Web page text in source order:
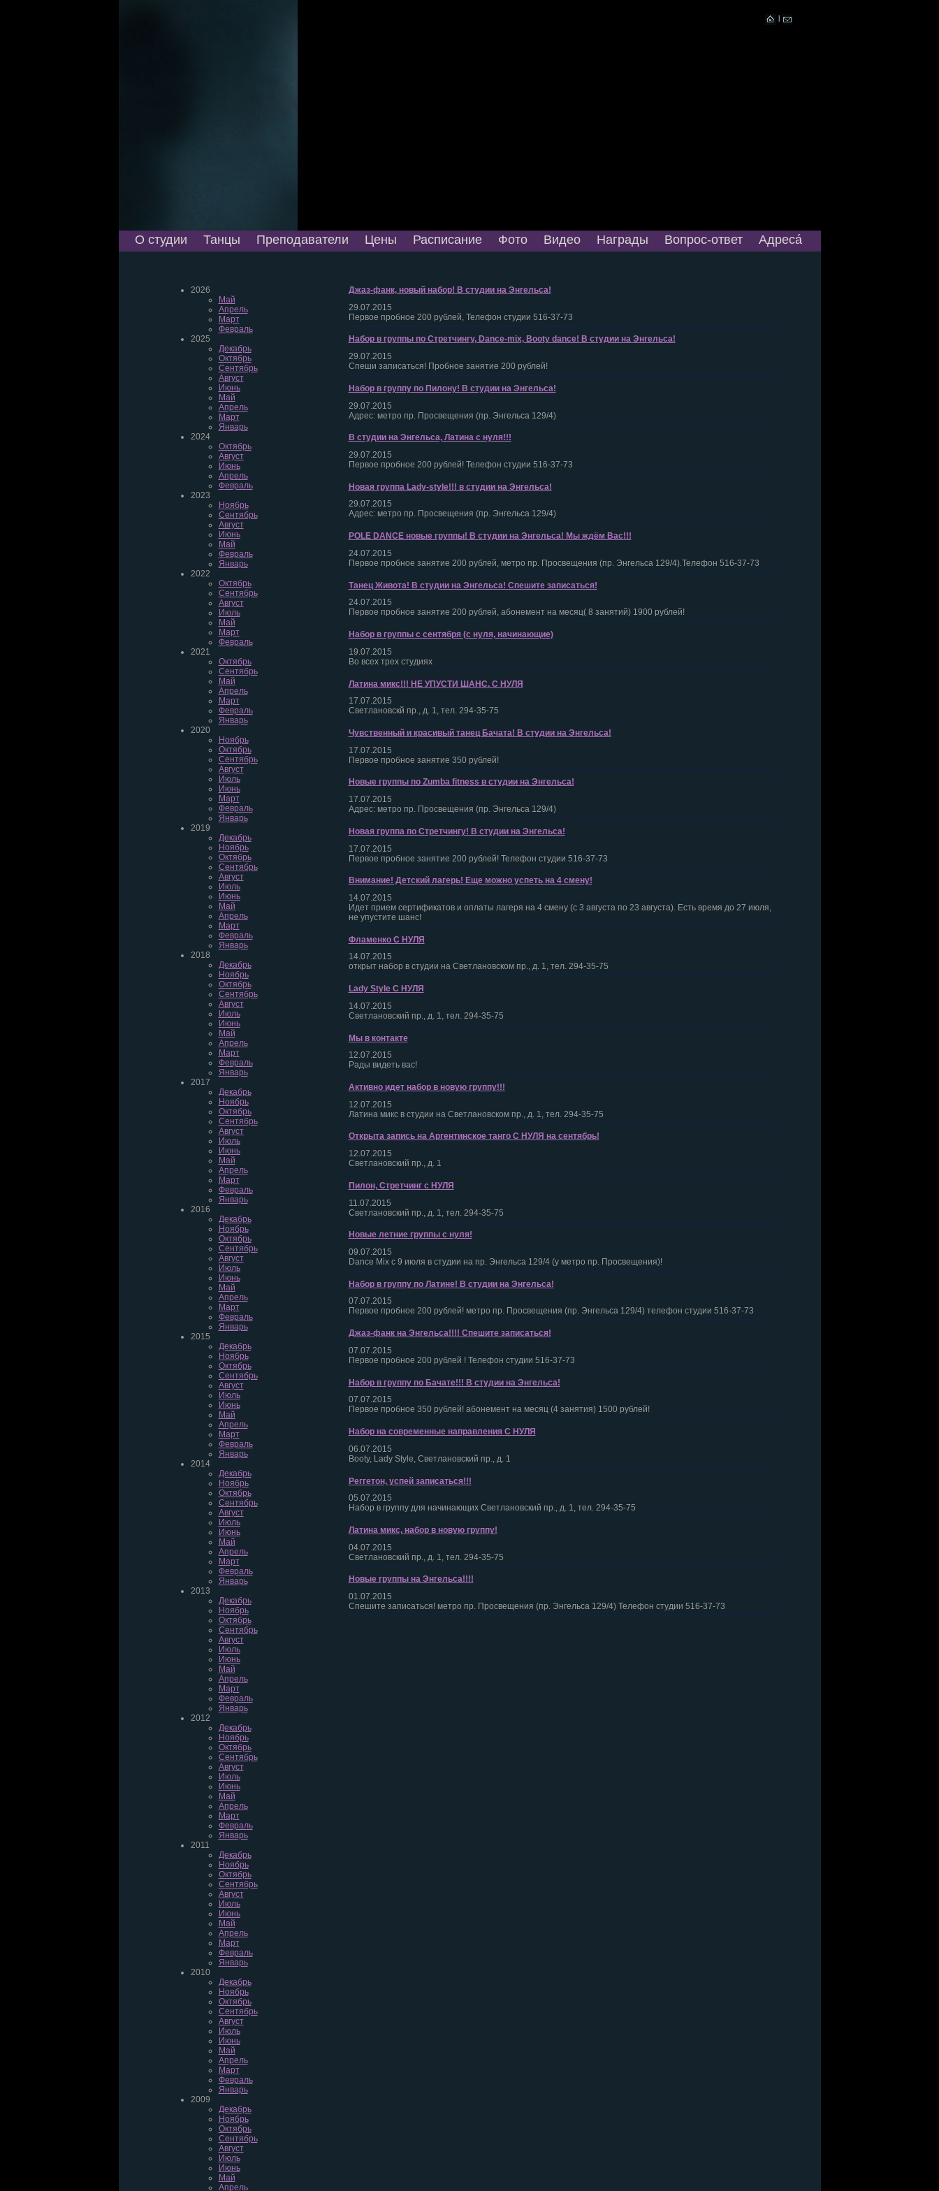
О студии Танцы Преподаватели Цены Расписание Фото Видео Награды Вопрос-ответ Адресá
2026
Май
Апрель
Март
Февраль
2025
Декабрь
Октябрь
Сентябрь
Август
Июнь
Май
Апрель
Март
Январь
2024
Октябрь
Август
Июнь
Апрель
Февраль
2023
Ноябрь
Сентябрь
Август
Июнь
Май
Февраль
Январь
2022
Октябрь
Сентябрь
Август
Июль
Май
Март
Февраль
2021
Октябрь
Сентябрь
Май
Апрель
Март
Февраль
Январь
2020
Ноябрь
Октябрь
Сентябрь
Август
Июль
Июнь
Март
Февраль
Январь
2019
Декабрь
Ноябрь
Октябрь
Сентябрь
Август
Июль
Июнь
Май
Апрель
Март
Февраль
Январь
2018
Декабрь
Ноябрь
Октябрь
Сентябрь
Август
Июль
Июнь
Май
Апрель
Март
Февраль
Январь
2017
Декабрь
Ноябрь
Октябрь
Сентябрь
Август
Июль
Июнь
Май
Апрель
Март
Февраль
Январь
2016
Декабрь
Ноябрь
Октябрь
Сентябрь
Август
Июль
Июнь
Май
Апрель
Март
Февраль
Январь
2015
Декабрь
Ноябрь
Октябрь
Сентябрь
Август
Июль
Июнь
Май
Апрель
Март
Февраль
Январь
2014
Декабрь
Ноябрь
Октябрь
Сентябрь
Август
Июль
Июнь
Май
Апрель
Март
Февраль
Январь
2013
Декабрь
Ноябрь
Октябрь
Сентябрь
Август
Июль
Июнь
Май
Апрель
Март
Февраль
Январь
2012
Декабрь
Ноябрь
Октябрь
Сентябрь
Август
Июль
Июнь
Май
Апрель
Март
Февраль
Январь
2011
Декабрь
Ноябрь
Октябрь
Сентябрь
Август
Июль
Июнь
Май
Апрель
Март
Февраль
Январь
2010
Декабрь
Ноябрь
Октябрь
Сентябрь
Август
Июль
Июнь
Май
Апрель
Март
Февраль
Январь
2009
Декабрь
Ноябрь
Октябрь
Сентябрь
Август
Июль
Июнь
Май
Апрель
Джаз-фанк, новый набор! В студии на Энгельса!
29.07.2015
Первое пробное 200 рублей, Телефон студии 516-37-73
Набор в группы по Стретчингу, Dance-mix, Booty dance! В студии на Энгельса!
29.07.2015
Спеши записаться! Пробное занятие 200 рублей!
Набор в группу по Пилону! В студии на Энгельса!
29.07.2015
Адрес: метро пр. Просвещения (пр. Энгельса 129/4)
В студии на Энгельса, Латина с нуля!!!
29.07.2015
Первое пробное 200 рублей! Телефон студии 516-37-73
Новая группа Lady-style!!! в студии на Энгельса!
29.07.2015
Адрес: метро пр. Просвещения (пр. Энгельса 129/4)
POLE DANCE новые группы! В студии на Энгельса! Мы ждём Вас!!!
24.07.2015
Первое пробное занятие 200 рублей, метро пр. Просвещения (пр. Энгельса 129/4).Телефон 516-37-73
Танец Живота! В студии на Энгельса! Спешите записаться!
24.07.2015
Первое пробное занятие 200 рублей, абонемент на месяц( 8 занятий) 1900 рублей!
Набор в группы с сентября (с нуля, начинающие)
19.07.2015
Во всех трех студиях
Латина микс!!! НЕ УПУСТИ ШАНС. С НУЛЯ
17.07.2015
Светлановскй пр., д. 1, тел. 294-35-75
Чувственный и красивый танец Бачата! В студии на Энгельса!
17.07.2015
Первое пробное занятие 350 рублей!
Новые группы по Zumba fitness в студии на Энгельса!
17.07.2015
Адрес: метро пр. Просвещения (пр. Энгельса 129/4)
Новая группа по Стретчингу! В студии на Энгельса!
17.07.2015
Первое пробное занятие 200 рублей! Телефон студии 516-37-73
Внимание! Детский лагерь! Еще можно успеть на 4 смену!
14.07.2015
Идет прием сертификатов и оплаты лагеря на 4 смену (с 3 августа по 23 августа). Есть время до 27 июля,
не упустите шанс!
Фламенко С НУЛЯ
14.07.2015
открыт набор в студии на Светлановском пр., д. 1, тел. 294-35-75
Lady Style С НУЛЯ
14.07.2015
Светлановский пр., д. 1, тел. 294-35-75
Мы в контакте
12.07.2015
Рады видеть вас!
Активно идет набор в новую группу!!!
12.07.2015
Латина микс в студии на Светлановском пр., д. 1, тел. 294-35-75
Открыта запись на Аргентинское танго С НУЛЯ на сентябрь!
12.07.2015
Светлановский пр., д. 1
Пилон, Стретчинг с НУЛЯ
11.07.2015
Светлановский пр., д. 1, тел. 294-35-75
Новые летние группы с нуля!
09.07.2015
Dance Mix с 9 июля в студии на пр. Энгельса 129/4 (у метро пр. Просвещения)!
Набор в группу по Латине! В студии на Энгельса!
07.07.2015
Первое пробное 200 рублей! метро пр. Просвещения (пр. Энгельса 129/4) телефон студии 516-37-73
Джаз-фанк на Энгельса!!!! Спешите записаться!
07.07.2015
Первое пробное 200 рублей ! Телефон студии 516-37-73
Набор в группу по Бачате!!! В студии на Энгельса!
07.07.2015
Первое пробное 350 рублей! абонемент на месяц (4 занятия) 1500 рублей!
Набор на современные направления С НУЛЯ
06.07.2015
Booty, Lady Style, Светлановский пр., д. 1
Реггетон, успей записаться!!!
05.07.2015
Набор в группу для начинающих Светлановский пр., д. 1, тел. 294-35-75
Латина микс, набор в новую группу!
04.07.2015
Светлановский пр., д. 1, тел. 294-35-75
Новые группы на Энгельса!!!!
01.07.2015
Спешите записаться! метро пр. Просвещения (пр. Энгельса 129/4) Телефон студии 516-37-73